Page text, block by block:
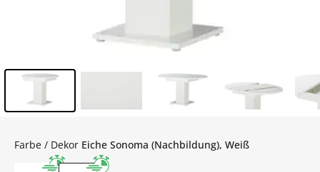
Farbe / Dekor Eiche Sonoma (Nachbildung), Weiß